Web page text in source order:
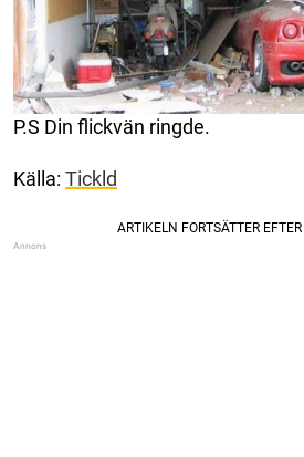
P.S Din flickvän ringde.
Källa: Tickld